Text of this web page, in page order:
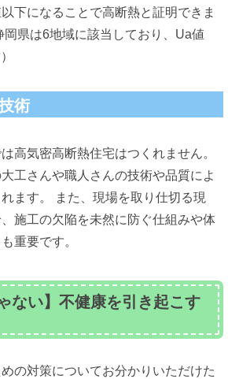
下になることで高断熱と証明できま
岡県は6地域に該当しており、Ua値
術
高気密高断熱住宅はつくれません。
工さんや職人さんの技術や品質によ
ます。 また、現場を取り仕切る現
施工の欠陥を未然に防ぐ仕組みや体
重要です。
ない】不健康を引き起こす
の対策についてお分かりいただけた